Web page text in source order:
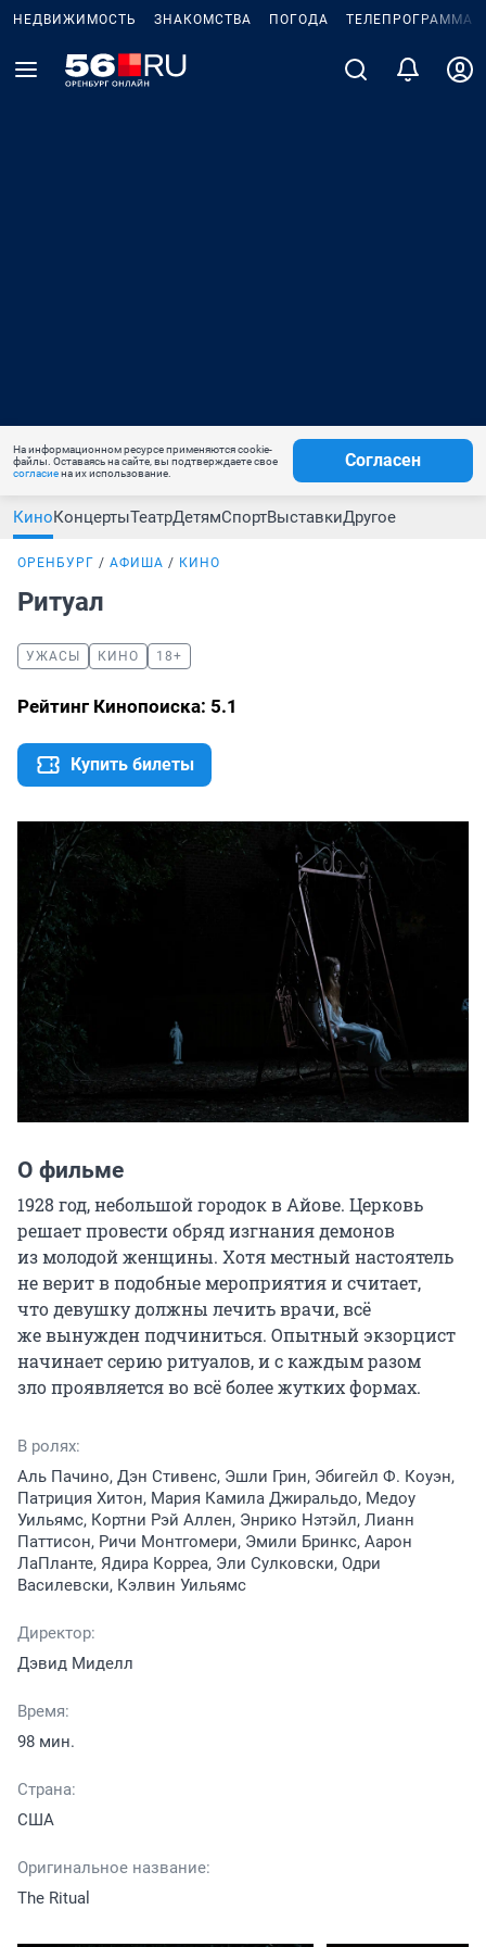
НЕДВИЖИМОСТЬ ЗНАКОМСТВА ПОГОДА ТЕЛЕПРОГРАММА
На информационном ресурсе применяются cookie-
файлы. Оставаясь на сайте, вы подтверждаете свое
согласиена их использование.
Согласен
КиноКонцертыТеатрДетямСпортВыставкиДругое
ОРЕНБУРГ АФИША КИНО
Ритуал
УЖАСЫ КИНО 18+
Рейтинг Кинопоиска: 5.1
Купить билеты
О фильме
1928 год, небольшой городок в Айове. Церковь
решает провести обряд изгнания демонов
из молодой женщины. Хотя местный настоятель
не верит в подобные мероприятия и считает,
что девушку должны лечить врачи, всё
же вынужден подчиниться. Опытный экзорцист
начинает серию ритуалов, и с каждым разом
зло проявляется во всё более жутких формах.
В ролях:
Аль Пачино, Дэн Стивенс, Эшли Грин, Эбигейл Ф. Коуэн,
Патриция Хитон, Мария Камила Джиральдо, Медоу
Уильямс, Кортни Рэй Аллен, Энрико Нэтэйл, Лианн
Паттисон, Ричи Монтгомери, Эмили Бринкс, Аарон
ЛаПланте, Ядира Корреа, Эли Сулковски, Одри
Василевски, Кэлвин Уильямс
Директор:
Дэвид Миделл
Время:
98 мин.
Страна:
США
Оригинальное название:
The Ritual